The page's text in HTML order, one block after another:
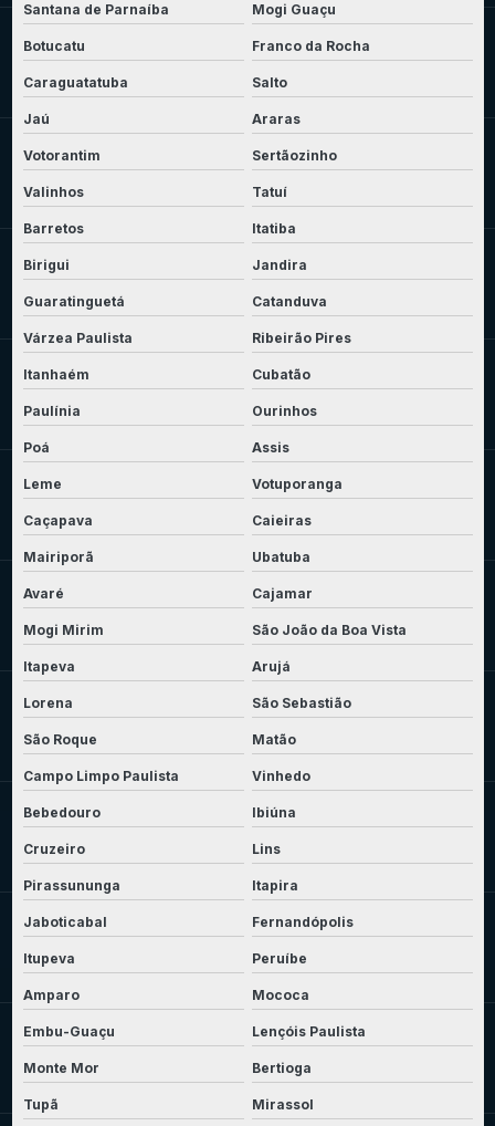
Santana de Parnaíba Mogi Guaçu
Botucatu Franco da Rocha
Caraguatatuba Salto
Jaú Araras
Votorantim Sertãozinho
Valinhos Tatuí
Barretos Itatiba
Birigui Jandira
Guaratinguetá Catanduva
Várzea Paulista Ribeirão Pires
Itanhaém Cubatão
Paulínia Ourinhos
Poá Assis
Leme Votuporanga
Caçapava Caieiras
Mairiporã Ubatuba
Avaré Cajamar
Mogi Mirim São João da Boa Vista
Itapeva Arujá
Lorena São Sebastião
São Roque Matão
Campo Limpo Paulista Vinhedo
Bebedouro Ibiúna
Cruzeiro Lins
Pirassununga Itapira
Jaboticabal Fernandópolis
Itupeva Peruíbe
Amparo Mococa
Embu-Guaçu Lençóis Paulista
Monte Mor Bertioga
Tupã Mirassol